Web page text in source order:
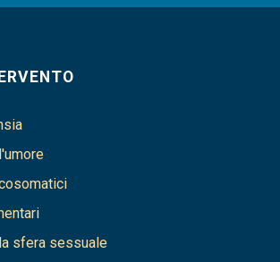
sfera sessuale